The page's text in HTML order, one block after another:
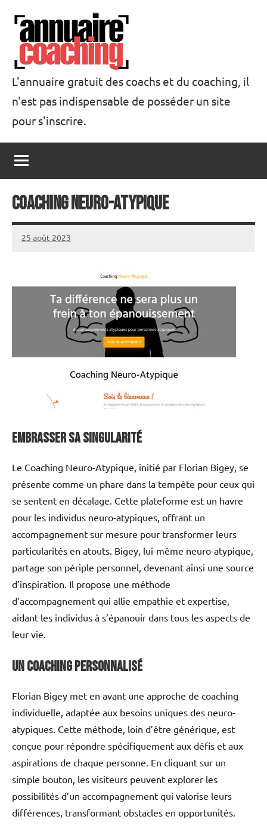
contenu
Annuaire
Coaching
L'annuaire gratuit des coachs et du coaching, il
n'est pas indispensable de posséder un site
pour s'inscrire.
Coaching Neuro-Atypique
25 août 2023
annuairecoaching
Embrasser sa Singularité
Le Coaching Neuro-Atypique, initié par Florian Bigey, se
présente comme un phare dans la tempête pour ceux qui
se sentent en décalage. Cette plateforme est un havre
pour les individus neuro-atypiques, offrant un
accompagnement sur mesure pour transformer leurs
particularités en atouts. Bigey, lui-même neuro-atypique,
partage son périple personnel, devenant ainsi une source
d’inspiration. Il propose une méthode
d’accompagnement qui allie empathie et expertise,
aidant les individus à s’épanouir dans tous les aspects de
leur vie.
Un Coaching Personnalisé
Florian Bigey met en avant une approche de coaching
individuelle, adaptée aux besoins uniques des neuro-
atypiques. Cette méthode, loin d’être générique, est
conçue pour répondre spécifiquement aux défis et aux
aspirations de chaque personne. En cliquant sur un
simple bouton, les visiteurs peuvent explorer les
possibilités d’un accompagnement qui valorise leurs
différences, transformant obstacles en opportunités.